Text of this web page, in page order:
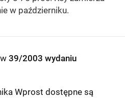
w październiku.
39/2003 wydaniu
Wprost dostępne są